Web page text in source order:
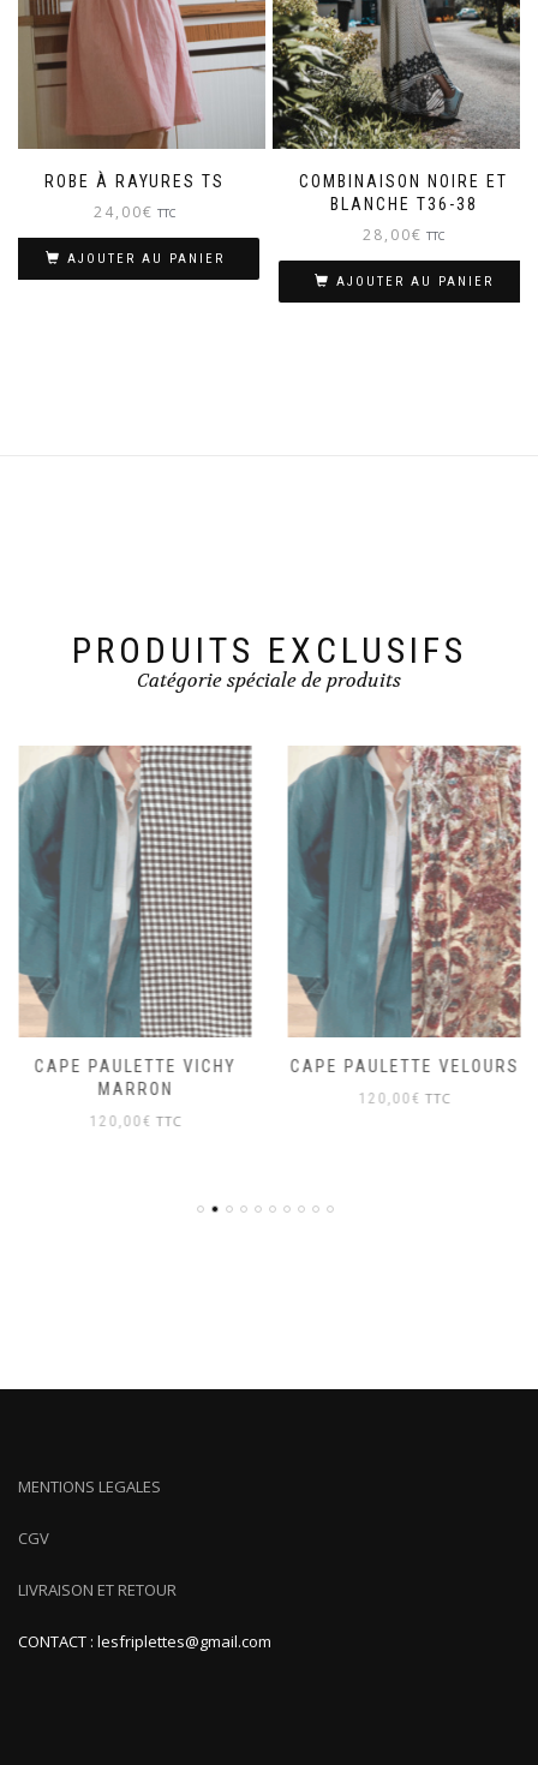
ROBE À RAYURES TS
24,00€ TTC
AJOUTER AU PANIER
COMBINAISON NOIRE ET
BLANCHE T36-38
28,00€ TTC
AJOUTER AU PANIER
PRODUITS EXCLUSIFS
Catégorie spéciale de produits
CAPE PAULETTE VICHY
MARRON
120,00€ TTC
CAPE PAULETTE VELOURS
120,00€ TTC
MENTIONS LEGALES
CGV
LIVRAISON ET RETOUR
CONTACT : lesfriplettes@gmail.com